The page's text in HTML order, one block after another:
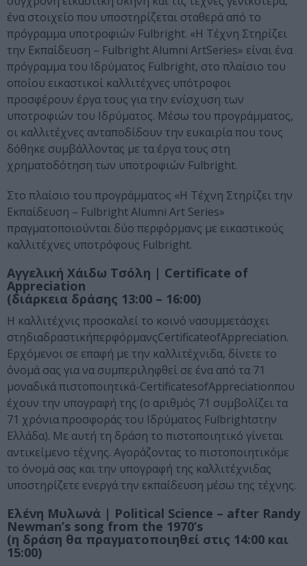
ένα στοιχείο που υποστηρίζεται σταθερά από το
πρόγραμμα υποτροφιών Fulbright. «Η Τέχνη Στηρίζει
την Εκπαίδευση – Fulbright Alumni ArtSeries» είναι ένα
πρόγραμμα του Ιδρύματος Fulbright, στο πλαίσιο του
οποίου εικαστικοί καλλιτέχνες υπότροφοι
προσφέρουν έργα τους για την ενίσχυση των
υποτροφιών του Ιδρύματος. Μέσω του προγράμματος,
οι καλλιτέχνες ανταποδίδουν την ευκαιρία που τους
δόθηκε συμβάλλοντας με τα έργα τους στη
χρηματοδότηση των υποτροφιών Fulbright.
Στο πλαίσιο του προγράμματος «Η Τέχνη Στηρίζει την
Εκπαίδευση – Fulbright Alumni Art Series»
πραγματοποιούνται δύο περφόρμανς με εικαστικούς
καλλιτέχνες υποτρόφους Fulbright.
Αγγελική Χάιδω Τσόλη | Certificate of
Appreciation
(διάρκεια δράσης 13:00 – 16:00)
Η καλλιτέχνις προσκαλεί το κοινό νασυμμετάσχει
στηδιαδραστικήπερφόρμανςCertificateofAppreciation.
Ερχόμενοι σε επαφή με την καλλιτέχνιδα, δίνετε το
όνομά σας για να συμπεριληφθεί σε ένα από τα 71
μοναδικά πιστοποιητικά-CertificatesofAppreciationπου
έχουν την υπογραφή της (ο αριθμός 71 συμβολίζει τα
71 χρόνια προσφοράς του Ιδρύματος Fulbrightστην
Ελλάδα). Με αυτή τη δράση το πιστοποιητικό γίνεται
αντικείμενο τέχνης. Αγοράζοντας το πιστοποιητικόμε
το όνομά σας και την υπογραφή της καλλιτέχνιδας
υποστηρίζετε ενεργά την εκπαίδευση μέσω της τέχνης.
Ελένη Μυλωνά | Political Science – after Randy
Newman’s song from the 1970’s
(η δράση θα πραγματοποιηθεί στις 14:00 και
15:00)